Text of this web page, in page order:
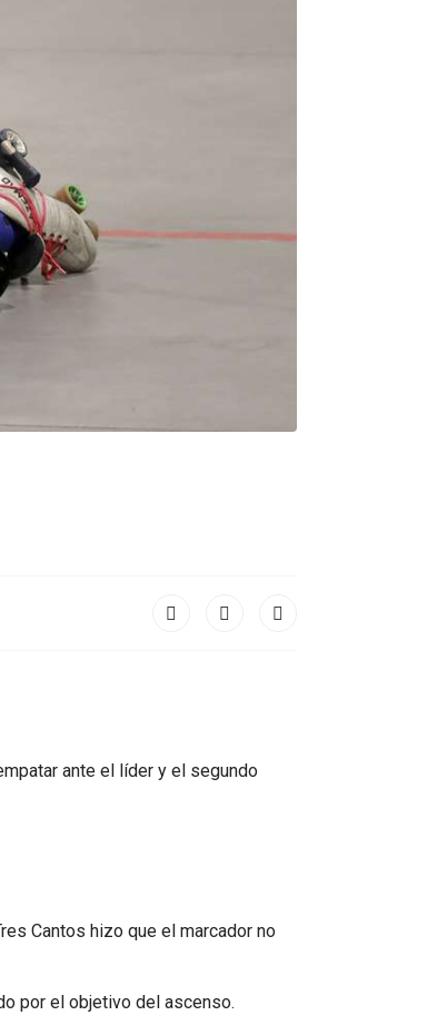
ante el líder y el segundo
Cantos hizo que el marcador no
por el objetivo del ascenso.